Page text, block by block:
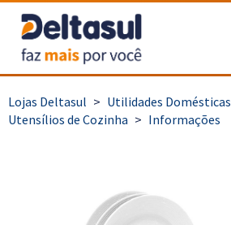
> Utilidades Domésticas
Utensílios de Cozinha > Informações